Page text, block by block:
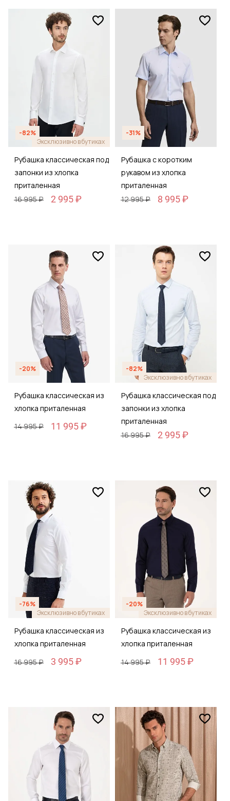
-82%
Эксклюзивно в бутиках
Рубашка классическая под
запонки из хлопка
приталенная
16 995 ₽
2 995 ₽
-31%
Рубашка с коротким
рукавом из хлопка
приталенная
12 995 ₽
8 995 ₽
-20%
Рубашка классическая из
хлопка приталенная
14 995 ₽
11 995 ₽
-82%
Эксклюзивно в бутиках
Рубашка классическая под
запонки из хлопка
приталенная
16 995 ₽
2 995 ₽
-76%
Эксклюзивно в бутиках
Рубашка классическая из
хлопка приталенная
16 995 ₽
3 995 ₽
-20%
Эксклюзивно в бутиках
Рубашка классическая из
хлопка приталенная
14 995 ₽
11 995 ₽